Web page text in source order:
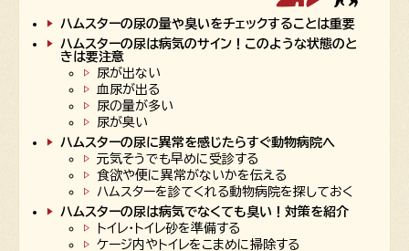
ハムスターの尿の量や臭いをチェックすることは重要
ハムスターの尿は病気のサイン！このような状態のと
きは要注意
尿が出ない
血尿が出る
尿の量が多い
尿が臭い
ハムスターの尿に異常を感じたらすぐ動物病院へ
元気そうでも早めに受診する
食欲や便に異常がないかを伝える
ハムスターを診てくれる動物病院を探しておく
ハムスターの尿は病気でなくても臭い！対策を紹介
トイレ・トイレ砂を準備する
ケージ内やトイレをこまめに掃除する